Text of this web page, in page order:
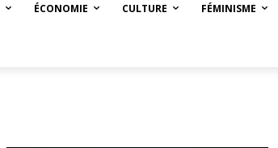
ÉCONOMIE CULTURE FÉMINISME